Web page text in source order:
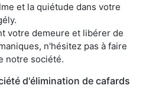
et la quiétude dans votre
votre demeure et libérer de
n'hésitez pas à faire
notre société.
d'élimination de cafards